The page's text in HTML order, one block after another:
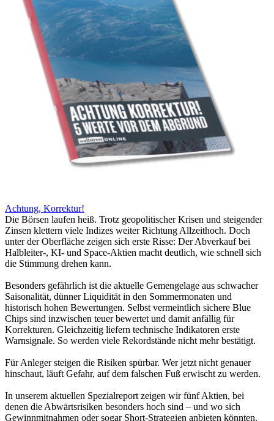
Achtung, Korrektur!
Die Börsen laufen heiß. Trotz geopolitischer Krisen und steigender
Zinsen klettern viele Indizes weiter Richtung Allzeithoch. Doch
unter der Oberfläche zeigen sich erste Risse: Der Abverkauf bei
Halbleiter-, KI- und Space-Aktien macht deutlich, wie schnell sich
die Stimmung drehen kann.
Besonders gefährlich ist die aktuelle Gemengelage aus schwacher
Saisonalität, dünner Liquidität in den Sommermonaten und
historisch hohen Bewertungen. Selbst vermeintlich sichere Blue
Chips sind inzwischen teuer bewertet und damit anfällig für
Korrekturen. Gleichzeitig liefern technische Indikatoren erste
Warnsignale. So werden viele Rekordstände nicht mehr bestätigt.
Für Anleger steigen die Risiken spürbar. Wer jetzt nicht genauer
hinschaut, läuft Gefahr, auf dem falschen Fuß erwischt zu werden.
In unserem aktuellen Spezialreport zeigen wir fünf Aktien, bei
denen die Abwärtsrisiken besonders hoch sind – und wo sich
Gewinnmitnahmen oder sogar Short-Strategien anbieten könnten.